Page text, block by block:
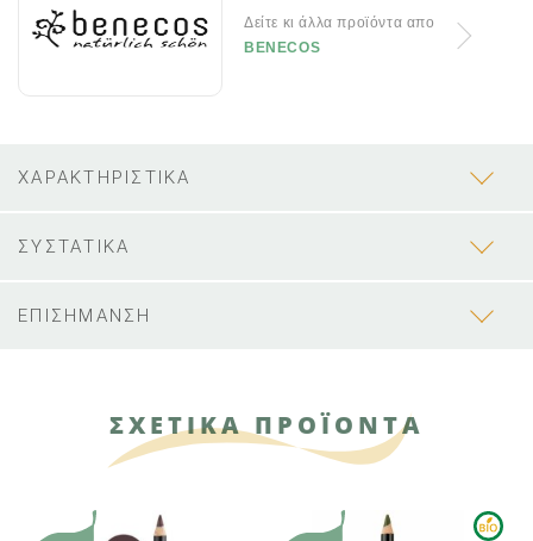
Δείτε κι άλλα προϊόντα απο
BENECOS
ΧΑΡΑΚΤΗΡΙΣΤΙΚΑ
ΣΥΣΤΑΤΙΚΑ
ΕΠΙΣΗΜΑΝΣΗ
ΣΧΕΤΙΚΑ ΠΡΟΪΟΝΤΑ